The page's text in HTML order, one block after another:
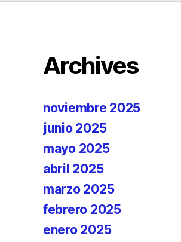
Archives
noviembre 2025
junio 2025
mayo 2025
abril 2025
marzo 2025
febrero 2025
enero 2025